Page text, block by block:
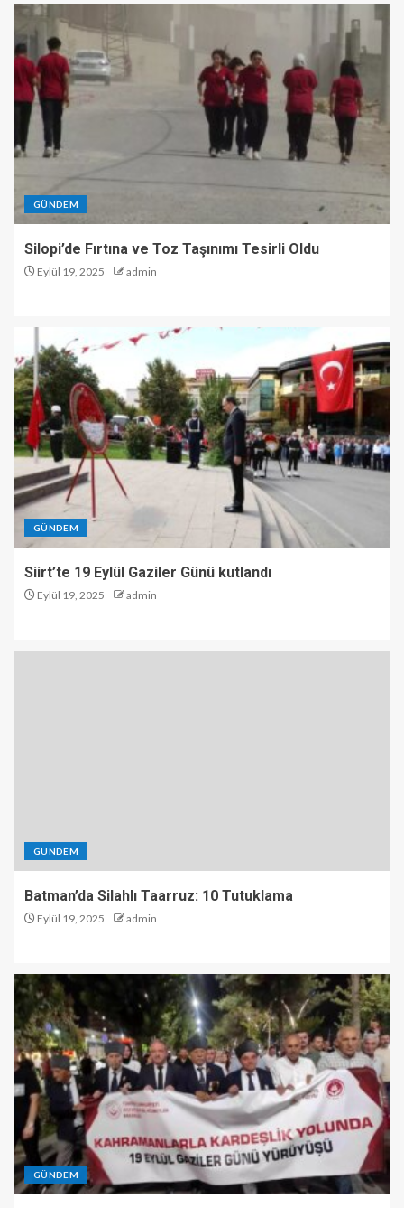
GÜNDEM
Silopi’de Fırtına ve Toz Taşınımı Tesirli Oldu
Eylül 19, 2025 admin
GÜNDEM
Siirt’te 19 Eylül Gaziler Günü kutlandı
Eylül 19, 2025 admin
GÜNDEM
Batman’da Silahlı Taarruz: 10 Tutuklama
Eylül 19, 2025 admin
GÜNDEM